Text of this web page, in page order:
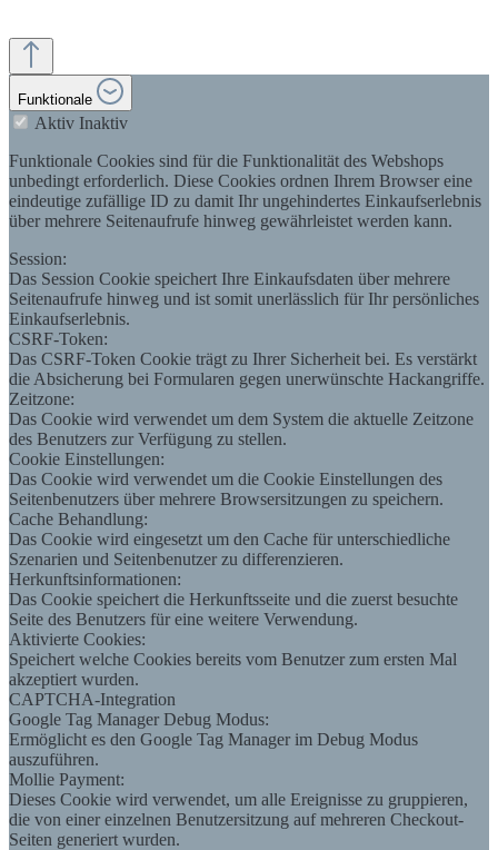
Funktionale
Aktiv Inaktiv
Funktionale Cookies sind für die Funktionalität des Webshops
unbedingt erforderlich. Diese Cookies ordnen Ihrem Browser eine
eindeutige zufällige ID zu damit Ihr ungehindertes Einkaufserlebnis
über mehrere Seitenaufrufe hinweg gewährleistet werden kann.
Session:
Das Session Cookie speichert Ihre Einkaufsdaten über mehrere
Seitenaufrufe hinweg und ist somit unerlässlich für Ihr persönliches
Einkaufserlebnis.
CSRF-Token:
Das CSRF-Token Cookie trägt zu Ihrer Sicherheit bei. Es verstärkt
die Absicherung bei Formularen gegen unerwünschte Hackangriffe.
Zeitzone:
Das Cookie wird verwendet um dem System die aktuelle Zeitzone
des Benutzers zur Verfügung zu stellen.
Cookie Einstellungen:
Das Cookie wird verwendet um die Cookie Einstellungen des
Seitenbenutzers über mehrere Browsersitzungen zu speichern.
Cache Behandlung:
Das Cookie wird eingesetzt um den Cache für unterschiedliche
Szenarien und Seitenbenutzer zu differenzieren.
Herkunftsinformationen:
Das Cookie speichert die Herkunftsseite und die zuerst besuchte
Seite des Benutzers für eine weitere Verwendung.
Aktivierte Cookies:
Speichert welche Cookies bereits vom Benutzer zum ersten Mal
akzeptiert wurden.
CAPTCHA-Integration
Google Tag Manager Debug Modus:
Ermöglicht es den Google Tag Manager im Debug Modus
auszuführen.
Mollie Payment:
Dieses Cookie wird verwendet, um alle Ereignisse zu gruppieren,
die von einer einzelnen Benutzersitzung auf mehreren Checkout-
Seiten generiert wurden.